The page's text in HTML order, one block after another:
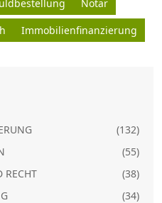
Notar
Immobilienfinanzierung
(132)
(55)
RECHT
(38)
(34)